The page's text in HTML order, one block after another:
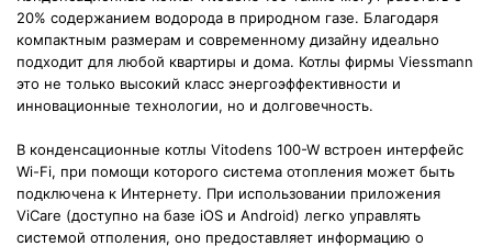
20% содержанием водорода в природном газе. Благодаря
компактным размерам и современному дизайну идеально
подходит для любой квартиры и дома. Котлы фирмы Viessmann
это не только высокий класс энергоэффективности и
инновационные технологии, но и долговечность.
В конденсационные котлы Vitodens 100-W встроен интерфейс
Wi-Fi, при помощи которого система отопления может быть
подключена к Интернету. При использовании приложения
ViCare (доступно на базе iOS и Android) легко управлять
системой отполения, оно предоставляет информацию о